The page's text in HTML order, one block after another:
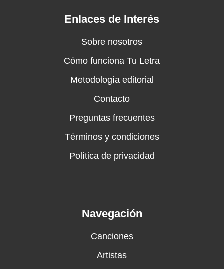
Enlaces de Interés
Sobre nosotros
Cómo funciona Tu Letra
Metodología editorial
Contacto
Preguntas frecuentes
Términos y condiciones
Política de privacidad
Navegación
Canciones
Artistas